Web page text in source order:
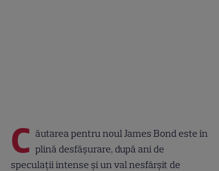
C ăutarea pentru noul James Bond este în
plină desfășurare, după ani de
speculații intense și un val nesfârșit de